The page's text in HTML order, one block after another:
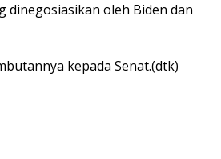
dinegosiasikan oleh Biden dan
kepada Senat.(dtk)